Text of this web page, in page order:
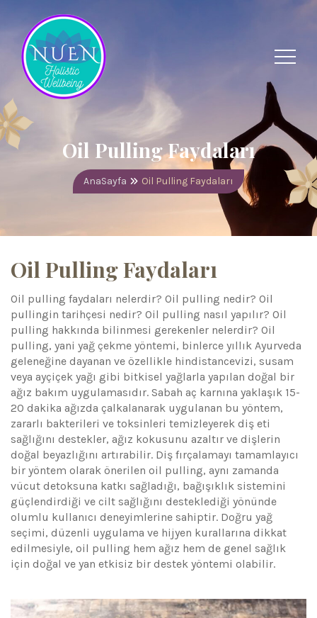
Oil Pulling Faydaları
AnaSayfa Oil Pulling Faydaları
Oil Pulling Faydaları
Oil pulling faydaları nelerdir? Oil pulling nedir? Oil
pullingin tarihçesi nedir? Oil pulling nasıl yapılır? Oil
pulling hakkında bilinmesi gerekenler nelerdir? Oil
pulling, yani yağ çekme yöntemi, binlerce yıllık Ayurveda
geleneğine dayanan ve özellikle hindistancevizi, susam
veya ayçiçek yağı gibi bitkisel yağlarla yapılan doğal bir
ağız bakım uygulamasıdır. Sabah aç karnına yaklaşık 15-
20 dakika ağızda çalkalanarak uygulanan bu yöntem,
zararlı bakterileri ve toksinleri temizleyerek diş eti
sağlığını destekler, ağız kokusunu azaltır ve dişlerin
doğal beyazlığını artırabilir. Diş fırçalamayı tamamlayıcı
bir yöntem olarak önerilen oil pulling, aynı zamanda
vücut detoksuna katkı sağladığı, bağışıklık sistemini
güçlendirdiği ve cilt sağlığını desteklediği yönünde
olumlu kullanıcı deneyimlerine sahiptir. Doğru yağ
seçimi, düzenli uygulama ve hijyen kurallarına dikkat
edilmesiyle, oil pulling hem ağız hem de genel sağlık
için doğal ve yan etkisiz bir destek yöntemi olabilir.